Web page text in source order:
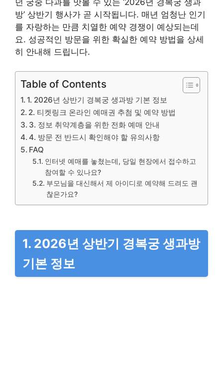
던 궁중 다과를 맛볼 수 있는 ‘2026년 경복궁 생과
방’ 상반기 행사가 곧 시작됩니다. 매년 엄청난 인기
를 자랑하는 만큼 치열한 예약 경쟁이 예상되는데
요. 성공적인 방문을 위한 확실한 예약 방법을 상세
히 안내해 드립니다.
Table of Contents
1. 2026년 상반기 경복궁 생과방 기본 정보
2. 티켓링크 온라인 예매권 추첨 및 예약 방법
3. 정보 취약계층을 위한 전화 예매 안내
4. 방문 전 반드시 확인해야 할 유의사항
FAQ
인터넷 예매를 놓쳤는데, 당일 현장에서 접수하고
참여할 수 있나요?
부모님을 대신해서 제 아이디로 예약해 드려도 괜
찮은가요?
1. 2026년 상반기 경복궁 생과방
기본 정보